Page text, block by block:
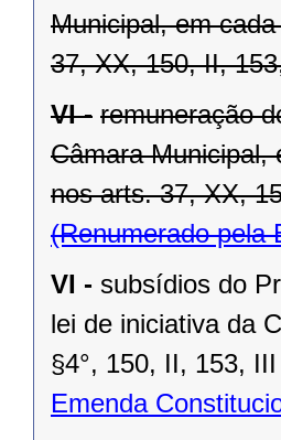
Municipal, em
37, XX, 150, II,
VI - remuneração
Câmara Municipal,
nos arts. 37, XX,
(Renumerado pela
VI - subsídios do
lei de iniciativa da
§4°, 150, II, 153,
Emenda